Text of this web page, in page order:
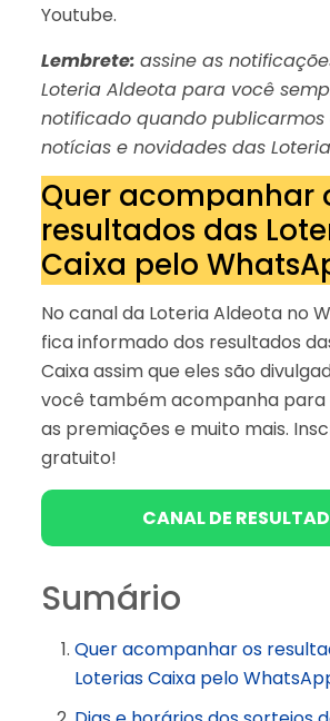
Youtube.
Lembrete: assine as
Loteria Aldeota para você
notificado quando publicarmos
notícias e novidades das
Quer acompanhar
resultados das
Caixa pelo
No canal da Loteria Aldeota no
fica informado dos resultados
Caixa assim que eles são
você também acompanha para
as premiações e muito mais.
gratuito!
CANAL DE
Sumário
Quer acompanhar os
Loterias Caixa pelo